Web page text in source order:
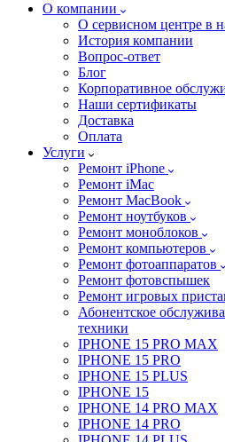
О компании
О сервисном центре в
История компании
Вопрос-ответ
Блог
Корпоративное
Наши сертификаты
Доставка
Оплата
Услуги
Ремонт iPhone
Ремонт iMac
Ремонт MacBook
Ремонт ноутбуков
Ремонт моноблоков
Ремонт компьютеров
Ремонт фотоаппаратов
Ремонт фотовспышек
Ремонт игровых
Абонентское
техники
IPHONE 15 PRO MAX
IPHONE 15 PRO
IPHONE 15 PLUS
IPHONE 15
IPHONE 14 PRO MAX
IPHONE 14 PRO